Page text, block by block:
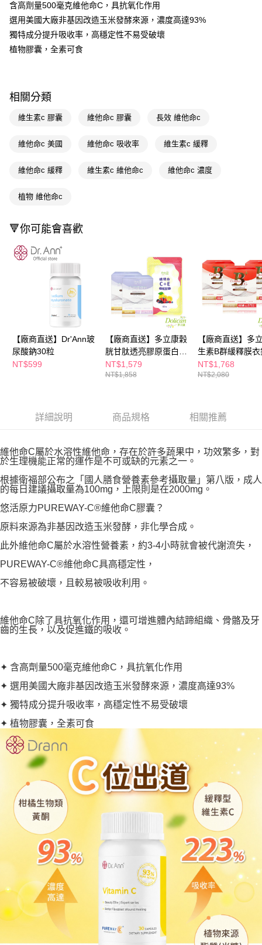
【關於「AFTEE先享後付」】
AFTEE先享後付是「在收到商品之後才付款」的支付方式。 讓您購物簡單
便利好安心！
１．簡單：不需註冊會員、不需綁卡、不需儲值。
２．便利：只要手機號碼，簡訊認證，即可結帳。
結帳頁面，進行簡訊認證並確認金額後，即可完成結帳。
３．收到繳費通知簡訊後14天內，點擊此簡訊中的連結，可透過四大超商／
※ 請注意：結帳手續完成當下不需立刻繳費，但若您需要取消訂單，請聯絡
※ 交易是否成功請以「AFTEE先享後付 」之結帳頁面顯示為準，若有關於
客戶支援中心」
１．透過由恩沛科技股份有限公司提供之「AFTEE先享後付」服務完成之交
權轉讓予恩沛科技股份有限公司。
２．關於個人資料處理事宜，請瀏覽以下網址：
３．未成年的使用者請事先徵得法定代理人或監護人之同意方可使用
「AFTEE先享後付」，若未經同意申辦者引起之損失，本公司不負相關責
４．使用「AFTEE先享後付」時，將依據個別帳號之用戶狀況，依本公司即
時審查核予不同之上限額度；若仍有額度不足之情形，本公司將視審查結果
５．嚴禁一人註冊多個帳號或使用他人資訊註冊。若發現惡意使用之情形，
恩沛科技股份有限公司將有權停止該用戶之使用額度並採取法律行動。
運送方式
宅配(廠商直送🚚)
每筆NT$100，滿NT$590(含以上)免運費
每筆NT$300
含高劑量500毫克維他命C，具抗氧化作用
選用美國大廠非基因改造玉米發酵來源，濃度高達93%
獨特成分提升吸收率，高穩定性不易受破壞
植物膠囊，全素可食
相關分類
維生素c 膠囊 維他命c 膠囊 長效 維他命c
維他命c 美國 維他命c 吸收率 維生素c 緩釋
維他命c 緩釋 維生素c 維他命c 維他命c 濃度
植物 維他命c
🔻你可能會喜歡
【廠商直送】Dr'Ann玻
尿酸鈉30粒
NT$599
【廠商直送】多立康穀
胱甘肽透亮膠原蛋白粉
(3.1g/包，30包/盒)X2
+維他命C
NT$1,579
NT$1,858
【廠商直送】多
生素B群緩釋膜
粒x3
NT$1,768
NT$2,080
詳細說明 商品規格 相關推薦
維他命C屬於水溶性維他命，存在於許多蔬果中，功效繁多，對
於生理機能正常的運作是不可或缺的元素之一。
根據衛福部公布之「國人膳食營養素參考攝取量」第八版，成人
的每日建議攝取量為100mg，上限則是在2000mg。
悠活原力PUREWAY-C®維他命C膠囊？
原料來源為非基因改造玉米發酵，非化學合成。
此外維他命C屬於水溶性營養素，約3-4小時就會被代謝流失，
PUREWAY-C®維他命C具高穩定性，
不容易被破壞，且較易被吸收利用。
維他命C除了具抗氧化作用，還可增進體內結蹄組織、骨骼及牙
齒的生長，以及促進鐵的吸收。
✦ 含高劑量500毫克維他命C，具抗氧化作用
✦ 選用美國大廠非基因改造玉米發酵來源，濃度高達93%
✦ 獨特成分提升吸收率，高穩定性不易受破壞
✦ 植物膠囊，全素可食